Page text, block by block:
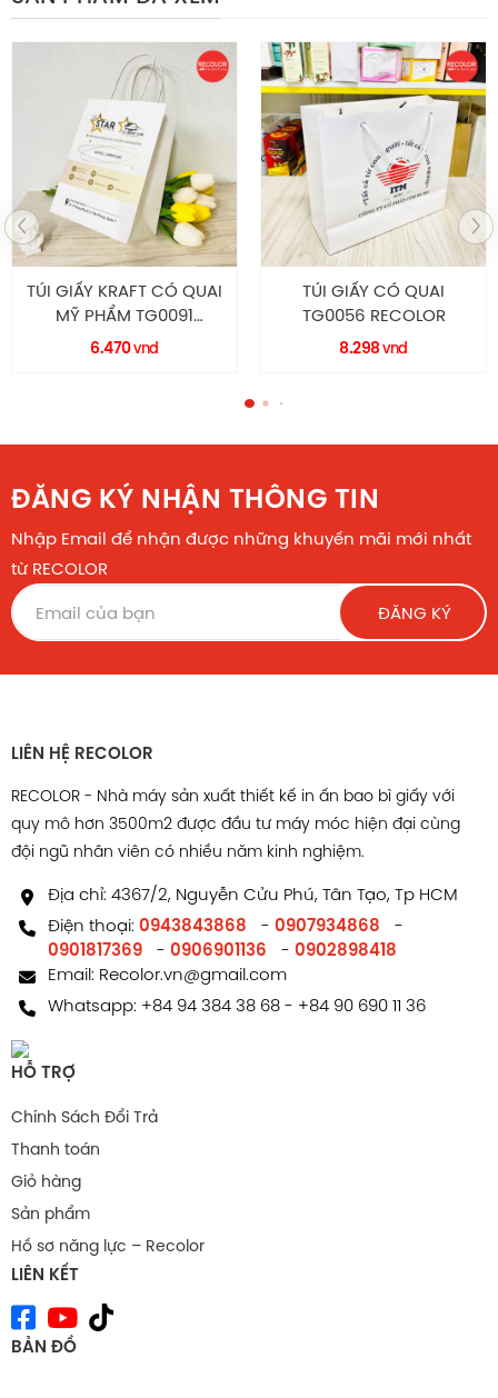
thì liên hệ ngay RECOLOR để được tư vấn chi tiết, báo giá
hợp lý và nhận thêm nhiều ưu đãi.
Facebook comments
TÚI GIẤY CÓ QUAI
TG0056 RECOLOR
8.298vnd
Hộp Carton Nắp Gài
28*21*7 – HC014
Liên hệ
ĐĂNG KÝ NHẬN THÔNG TIN
Nhập Email để nhận được những khuyến mãi mới nhất
từ RECOLOR
ĐĂNG KÝ
LIÊN HỆ RECOLOR
RECOLOR - Nhà máy sản xuất thiết kế in ấn bao bì giấy với
quy mô hơn 3500m2 được đầu tư máy móc hiện đại cùng
đội ngũ nhân viên có nhiều năm kinh nghiệm.
Địa chỉ: 4367/2, Nguyễn Cửu Phú, Tân Tạo, Tp HCM
Điện thoại: 0943843868 - 0907934868
-
0901817369
- 0906901136 - 0902898418
Email: Recolor.vn@gmail.com
Whatsapp: +84 94 384 38 68- +84 90 690 11 36
HỖ TRỢ
Chính Sách Đổi Trả
Thanh toán
Giỏ hàng
Sản phẩm
Hồ sơ năng lực – Recolor
LIÊN KẾT
BẢN ĐỒ